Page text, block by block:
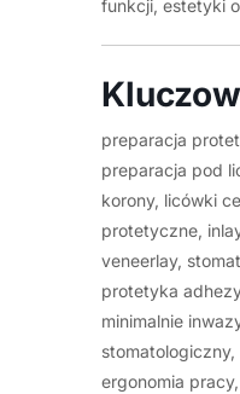
funkcji, estetyki
preparacja
preparacja pod
korony, licówki
protetyczne,
veneerlay,
protetyka
minimalnie
ergonomia